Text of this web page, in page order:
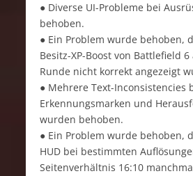
● Diverse UI-Probleme bei
behoben.
● Ein Problem wurde behoben,
Besitz-XP-Boost von Battlefield
Runde nicht korrekt angezeigt
● Mehrere Text-Inconsistencies
Erkennungsmarken und
wurden behoben.
● Ein Problem wurde behoben,
HUD bei bestimmten
Seitenverhältnis 16:10